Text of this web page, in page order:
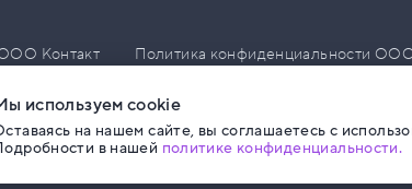
Контакт
Политика конфиденциальности
используем cookie
на нашем сайте, вы соглашаетесь с
в нашей политике конфиденциальности.